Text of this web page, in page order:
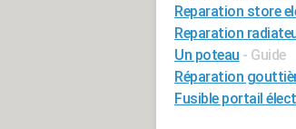
Reparation store
Reparation
Un poteau - Guide
Réparation
Fusible portail